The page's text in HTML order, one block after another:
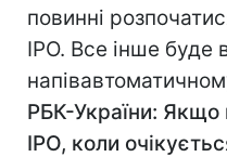
повинні
IPO. Все інше буде
РБК-України:
IPO, коли